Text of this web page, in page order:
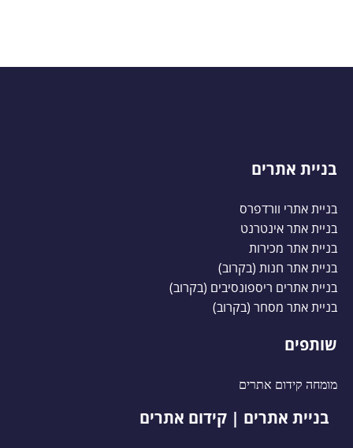
בניית אתרים
בניית אתרי וורדפרס
בניית אתר אינטרנט
בניית אתר מכירות
בניית אתר חנות (בקרוב)
בניית אתרים ריספונסיבים (בקרוב)
בניית אתר מסחר (בקרוב)
שותפים
מומחה קידום אתרים
בניית אתרים | קידום אתרים